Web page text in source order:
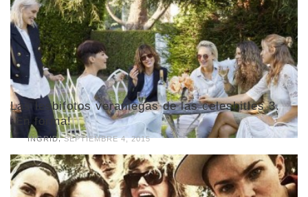
Las lesbifotos veraniegas de las celesbities 3.
¡En forma!
INGRID, SEPTIEMBRE 4, 2015